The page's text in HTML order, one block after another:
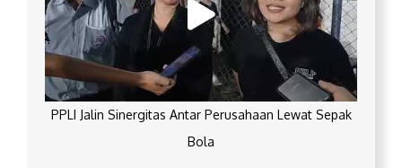
PPLI Jalin Sinergitas Antar Perusahaan Lewat Sepak
Bola